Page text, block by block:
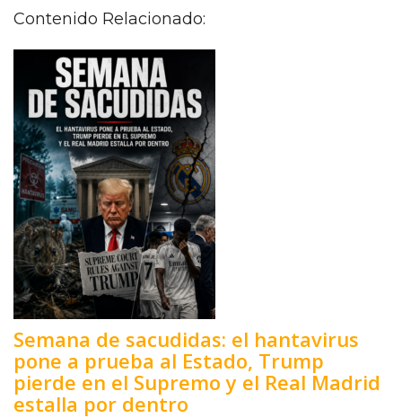
Contenido Relacionado:
Semana de sacudidas: el hantavirus
pone a prueba al Estado, Trump
pierde en el Supremo y el Real Madrid
estalla por dentro